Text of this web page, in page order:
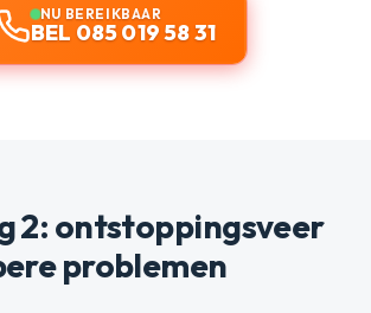
NU BEREIKBAAR
BEL 085 019 58 31
2: ontstoppingsveer
problemen